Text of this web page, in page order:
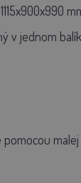
v jednom
malej